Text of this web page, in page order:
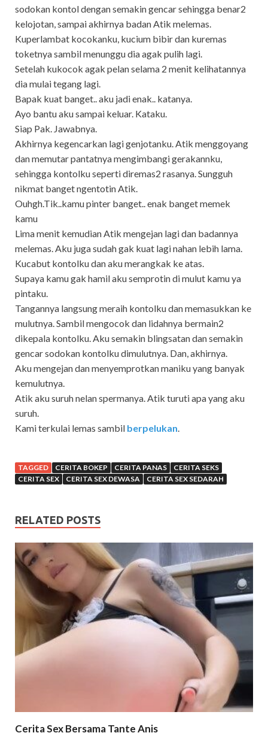
sodokan kontol dengan semakin gencar sehingga benar2
kelojotan, sampai akhirnya badan Atik melemas.
Kuperlambat kocokanku, kucium bibir dan kuremas
toketnya sambil menunggu dia agak pulih lagi.
Setelah kukocok agak pelan selama 2 menit kelihatannya
dia mulai tegang lagi.
Bapak kuat banget.. aku jadi enak.. katanya.
Ayo bantu aku sampai keluar. Kataku.
Siap Pak. Jawabnya.
Akhirnya kegencarkan lagi genjotanku. Atik menggoyang
dan memutar pantatnya mengimbangi gerakannku,
sehingga kontolku seperti diremas2 rasanya. Sungguh
nikmat banget ngentotin Atik.
Ouhgh.Tik..kamu pinter banget.. enak banget memek
kamu
Lima menit kemudian Atik mengejan lagi dan badannya
melemas. Aku juga sudah gak kuat lagi nahan lebih lama.
Kucabut kontolku dan aku merangkak ke atas.
Supaya kamu gak hamil aku semprotin di mulut kamu ya
pintaku.
Tangannya langsung meraih kontolku dan memasukkan ke
mulutnya. Sambil mengocok dan lidahnya bermain2
dikepala kontolku. Aku semakin blingsatan dan semakin
gencar sodokan kontolku dimulutnya. Dan, akhirnya.
Aku mengejan dan menyemprotkan maniku yang banyak
kemulutnya.
Atik aku suruh nelan spermanya. Atik turuti apa yang aku
suruh.
Kami terkulai lemas sambil berpelukan
TAGGED CERITA BOKEP CERITA PANAS
CERITA SEKS
CERITA SEX
CERITA SEX DEWASA CERITA SEX SEDARAH
RELATED POSTS
Cerita Sex Bersama Tante Anis